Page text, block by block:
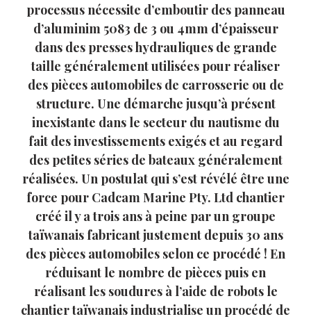
processus nécessite d’emboutir des panneau
d’aluminim 5083 de 3 ou 4mm d’épaisseur
dans des presses hydrauliques de grande
taille généralement utilisées pour réaliser
des pièces automobiles de carrosserie ou de
structure. Une démarche jusqu’à présent
inexistante dans le secteur du nautisme du
fait des investissements exigés et au regard
des petites séries de bateaux généralement
réalisées. Un postulat qui s’est révélé être une
force pour Cadcam Marine Pty. Ltd chantier
créé il y a trois ans à peine par un groupe
taïwanais fabricant justement depuis 30 ans
des pièces automobiles selon ce procédé ! En
réduisant le nombre de pièces puis en
réalisant les soudures à l’aide de robots le
chantier taïwanais industrialise un procédé de